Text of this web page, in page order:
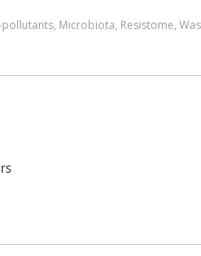
, Microbiota, Resistome,